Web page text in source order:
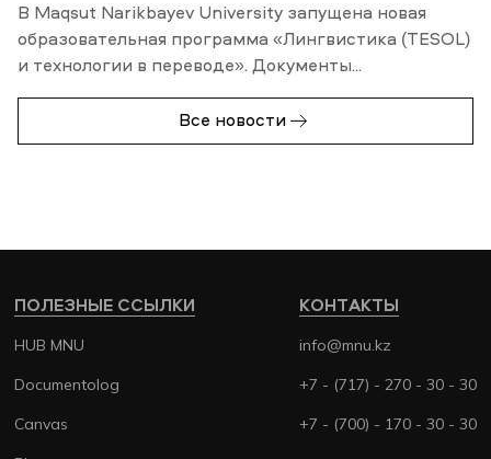
В Maqsut Narikbayev University запущена новая
образовательная программа «Лингвистика (TESOL)
и технологии в переводе». Документы...
Все новости
КОНТАКТЫ
info@mnu.kz
+7 - (717) - 270 - 30 - 30
+7 - (700) - 170 - 30 - 30
ПОЛЕЗНЫЕ ССЫЛКИ
HUB MNU
Documentolog
Canvas